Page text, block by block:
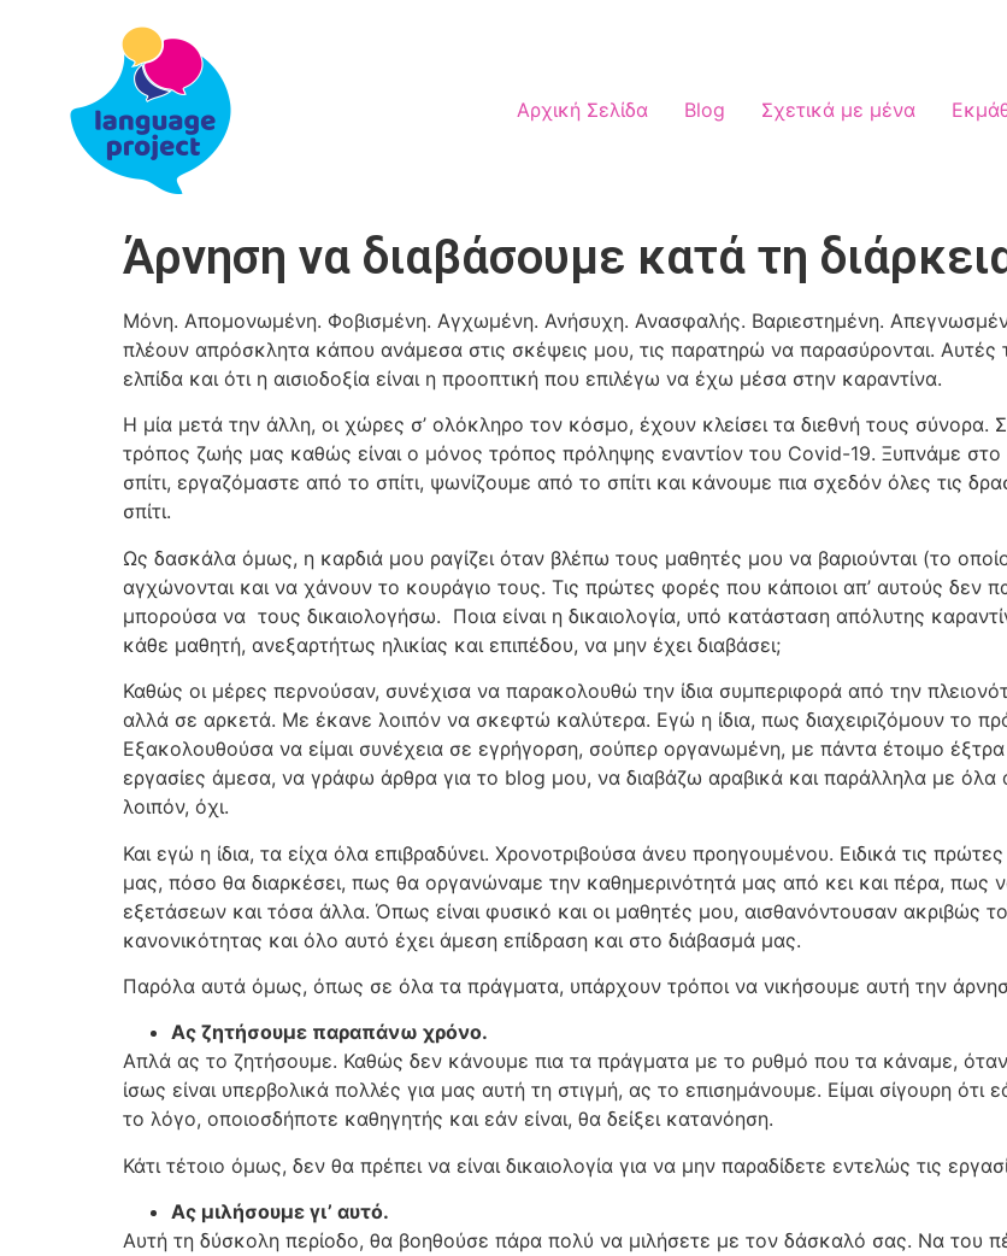
Αρχική Σελίδα Blog Σχετικά με μένα
Άρνηση να διαβάσουμε κατά τη
Μόνη. Απομονωμένη. Φοβισμένη. Αγχωμένη. Ανήσυχη. Ανασφαλής. Βαριεστημένη.
πλέουν απρόσκλητα κάπου ανάμεσα στις σκέψεις μου, τις παρατηρώ να παρασύρονται. Αυτές
ελπίδα και ότι η αισιοδοξία είναι η προοπτική που επιλέγω να έχω μέσα στην καραντίνα.
Η μία μετά την άλλη, οι χώρες σ’ ολόκληρο τον κόσμο, έχουν κλείσει τα διεθνή τους σύνορα.
τρόπος ζωής μας καθώς είναι ο μόνος τρόπος πρόληψης εναντίον του Covid-19. Ξυπνάμε
σπίτι, εργαζόμαστε από το σπίτι, ψωνίζουμε από το σπίτι και κάνουμε πια σχεδόν όλες τις
σπίτι.
Ως δασκάλα όμως, η καρδιά μου ραγίζει όταν βλέπω τους μαθητές μου να βαριούνται (το
αγχώνονται και να χάνουν το κουράγιο τους. Τις πρώτες φορές που κάποιοι απ’ αυτούς δεν
μπορούσα να τους δικαιολογήσω. Ποια είναι η δικαιολογία, υπό κατάσταση απόλυτης
κάθε μαθητή, ανεξαρτήτως ηλικίας και επιπέδου, να μην έχει διαβάσει;
Καθώς οι μέρες περνούσαν, συνέχισα να παρακολουθώ την ίδια συμπεριφορά από την
αλλά σε αρκετά. Με έκανε λοιπόν να σκεφτώ καλύτερα. Εγώ η ίδια, πως διαχειριζόμουν το
Εξακολουθούσα να είμαι συνέχεια σε εγρήγορση, σούπερ οργανωμένη, με πάντα έτοιμο έξτρα
εργασίες άμεσα, να γράφω άρθρα για το blog μου, να διαβάζω αραβικά και παράλληλα με
λοιπόν, όχι.
Και εγώ η ίδια, τα είχα όλα επιβραδύνει. Χρονοτριβούσα άνευ προηγουμένου. Ειδικά τις
μας, πόσο θα διαρκέσει, πως θα οργανώναμε την καθημερινότητά μας από κει και πέρα, πως
εξετάσεων και τόσα άλλα. Όπως είναι φυσικό και οι μαθητές μου, αισθανόντουσαν ακριβώς
κανονικότητας και όλο αυτό έχει άμεση επίδραση και στο διάβασμά μας.
Παρόλα αυτά όμως, όπως σε όλα τα πράγματα, υπάρχουν τρόποι να νικήσουμε αυτή την
Ας ζητήσουμε παραπάνω χρόνο.
Απλά ας το ζητήσουμε. Καθώς δεν κάνουμε πια τα πράγματα με το ρυθμό που τα κάναμε, όταν
ίσως είναι υπερβολικά πολλές για μας αυτή τη στιγμή, ας το επισημάνουμε. Είμαι σίγουρη
το λόγο, οποιοσδήποτε καθηγητής και εάν είναι, θα δείξει κατανόηση.
Κάτι τέτοιο όμως, δεν θα πρέπει να είναι δικαιολογία για να μην παραδίδετε εντελώς τις
Ας μιλήσουμε γι’ αυτό.
Αυτή τη δύσκολη περίοδο, θα βοηθούσε πάρα πολύ να μιλήσετε με τον δάσκαλό σας. Να του